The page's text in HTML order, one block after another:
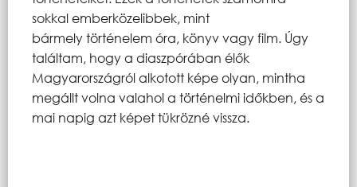
sokkal emberközelibbek, mint
bármely történelem óra, könyv vagy film. Úgy
találtam, hogy a diaszpórában élők
Magyarországról alkotott képe olyan, mintha
megállt volna valahol a történelmi időkben, és a
mai napig azt képet tükrözné vissza.